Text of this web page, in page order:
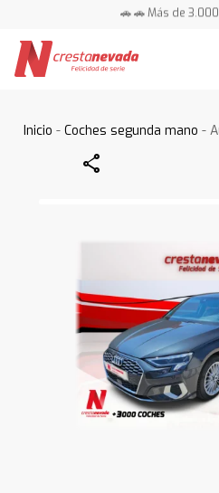
🚗 🚗 Más de
Inicio -Coches segunda mano -
Share